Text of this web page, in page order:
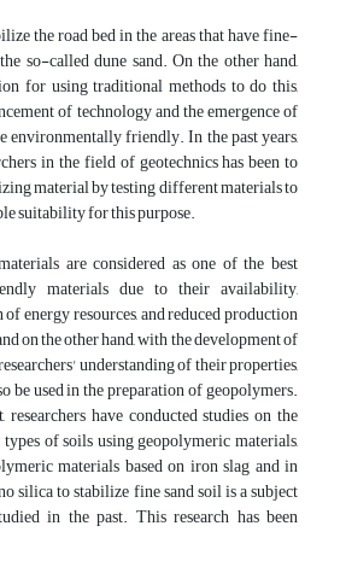
the road bed in the areas that have fine-
so-called dune sand. On the other hand,
for using traditional methods to do this,
of technology and the emergence of
environmentally friendly. In the past years,
in the field of geotechnics has been to
material by testing different materials to
suitability for this purpose.
are considered as one of the best
materials due to their availability,
energy resources, and reduced production
on the other hand, with the development of
understanding of their properties,
be used in the preparation of geopolymers.
have conducted studies on the
of soils using geopolymeric materials,
materials based on iron slag and in
silica to stabilize fine sand soil is a subject
in the past. This research has been